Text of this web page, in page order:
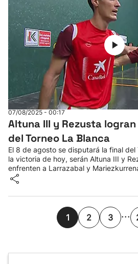
07/08/2025 - 00:17
Altuna III y Rezusta
del Torneo La Blanca
El 8 de agosto se disputará la final del
la victoria de hoy, serán Altuna III y
enfrenten a Larrazabal y
1 2 3 ...